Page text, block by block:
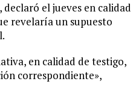
el jueves en calidad
revelaría un supuesto
en calidad de testigo,
correspondiente»,